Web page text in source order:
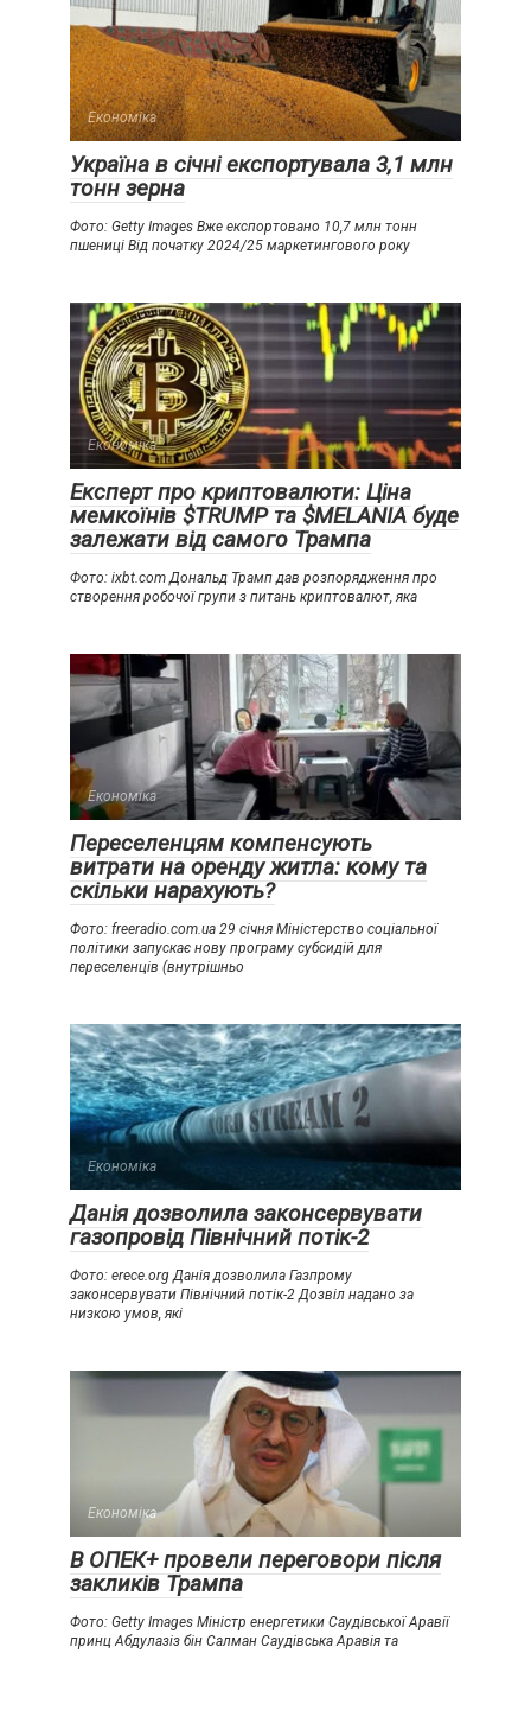
Економіка
Україна в січні експортувала 3,1 млн
тонн зерна
Фото: Getty Images Вже експортовано 10,7 млн тонн
пшениці Від початку 2024/25 маркетингового року
Економіка
Експерт про криптовалюти: Ціна
мемкоїнів $TRUMP та $MELANIA буде
залежати від самого Трампа
Фото: ixbt.com Дональд Трамп дав розпорядження про
створення робочої групи з питань криптовалют, яка
Економіка
Переселенцям компенсують
витрати на оренду житла: кому та
скільки нарахують?
Фото: freeradio.com.ua 29 січня Міністерство соціальної
політики запускає нову програму субсидій для
переселенців (внутрішньо
Економіка
Данія дозволила законсервувати
газопровід Північний потік-2
Фото: erece.org Данія дозволила Газпрому
законсервувати Північний потік-2 Дозвіл надано за
низкою умов, які
Економіка
В ОПЕК+ провели переговори після
закликів Трампа
Фото: Getty Images Міністр енергетики Саудівської Аравії
принц Абдулазіз бін Салман Саудівська Аравія та